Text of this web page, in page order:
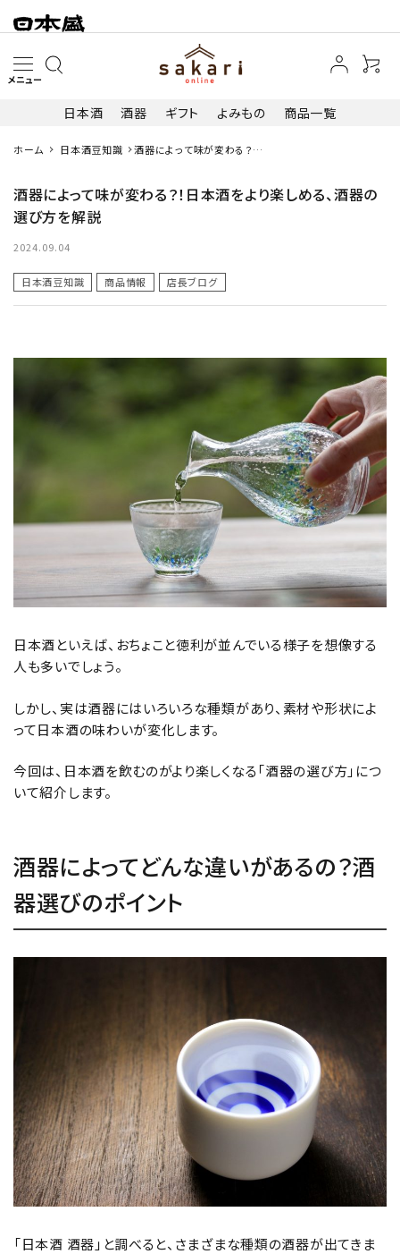
メニュー
日本酒 酒器 ギフト よみもの 商品一覧
search
日本酒
ギフト
食品
グッズ
INFORMATION
ホーム 日本酒豆知識
酒器によって味が変わる？！
酒器によって味が変わる？！日本酒をより楽しめる、酒器の
選び方を解説
2024.09.04
日本酒豆知識 商品情報 店長ブログ
日本酒といえば、おちょこと徳利が並んでいる様子を想像する
人も多いでしょう。
しかし、実は酒器にはいろいろな種類があり、素材や形状によ
って日本酒の味わいが変化します。
今回は、日本酒を飲むのがより楽しくなる「酒器の選び方」につ
いて紹介します。
酒器によってどんな違いがあるの？酒
器選びのポイント
「日本酒 酒器」と調べると、さまざまな種類の酒器が出てきま